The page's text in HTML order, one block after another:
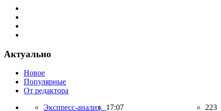
Актуально
Новое
Популярные
От редактора
Экспресс-анализ, 17:07 223